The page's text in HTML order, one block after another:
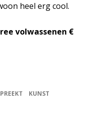
heel erg cool.
volwassenen €
KUNST